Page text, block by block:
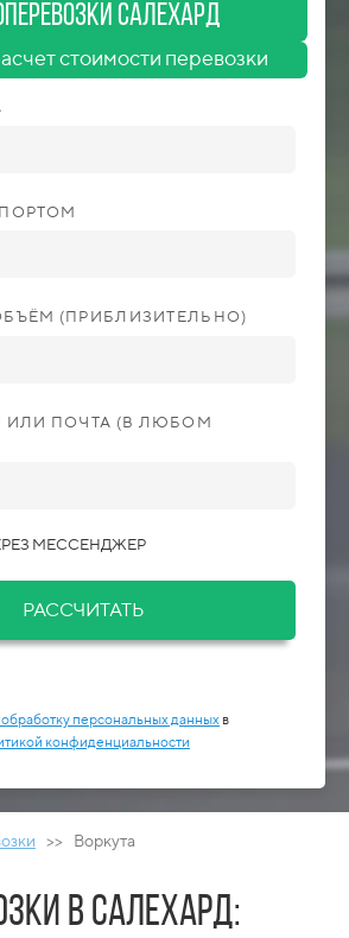
Салехард
стоимости перевозки
(ПРИБЛИЗИТЕЛЬНО)
ИЛИ ПОЧТА (В ЛЮБОМ
МЕССЕНДЖЕР
РАССЧИТАТЬ
обработку персональных данных в
конфиденциальности
>> Воркута
в Салехард: